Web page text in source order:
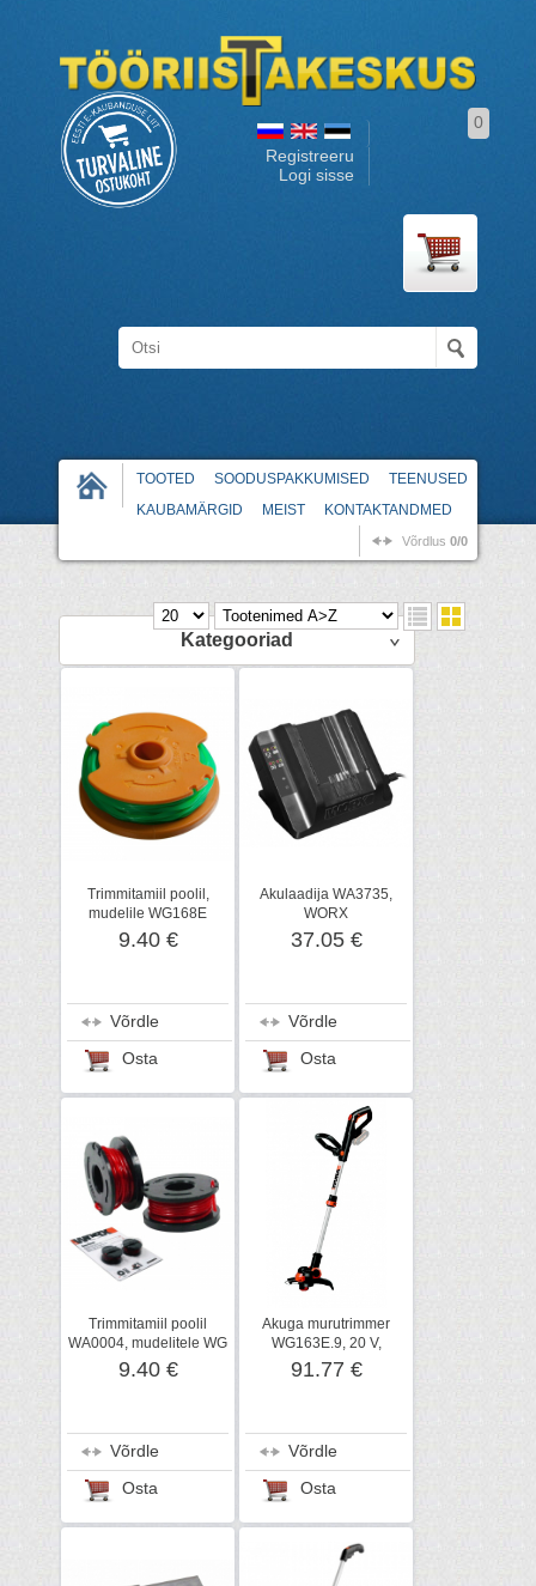
Registreeru
Logi sisse
0
TOOTED SOODUSPAKKUMISED
TEENUSED
KAUBAMÄRGID
MEIST KONTAKTANDMED
Võrdlus 0/0
Kategooriad
Trimmitamiil poolil,
mudelile WG168E
9.40 €
Võrdle
Osta
Akulaadija WA3735,
WORX
37.05 €
Võrdle
Osta
Trimmitamiil poolil
WA0004, mudelitele WG
150-155, 169E 2 tk
9.40 €
Võrdle
Osta
Akuga murutrimmer
WG163E.9, 20 V,
karkass, Worx
91.77 €
Võrdle
Osta